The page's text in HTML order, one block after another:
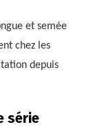
et semée
chez les
depuis
série